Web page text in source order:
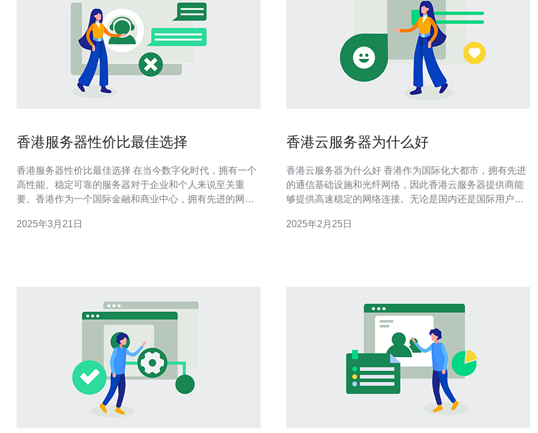
香港服务器性价比最佳选择
香港服务器性价比最佳选择 在当今数字化时代，拥有一个
高性能、稳定可靠的服务器对于企业和个人来说至关重
要。香港作为一个国际金融和商业中心，拥有先进的网络
港服务器有以下几个优势： 地理位置优越：香港位于亚洲
2025年3月21日
香港云服务器为什么好
香港云服务器为什么好 香港作为国际化大都市，拥有先进
的通信基础设施和光纤网络，因此香港云服务器提供商能
够提供高速稳定的网络连接。无论是国内还是国际用户，
能够顺畅访问和使用云服务器。 香港云服务器的数据中心
2025年2月25日